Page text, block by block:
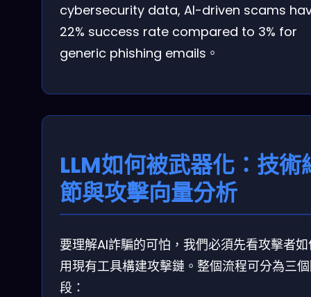
cybersecurity data, AI-driven scams
22% success rate compared to 3% for
generic phishing emails。
LLM如何被武器化：技術
節與攻擊向量分析
要理解AI詐騙的可怕，我們必須先看攻擊者
用現有工具構建攻擊鏈。整個流程可分為三
段：